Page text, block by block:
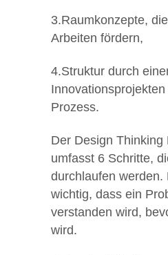
3.Raumkonzepte,
Arbeiten fördern,
4.Struktur durch
Prozess.
Der Design Thinking
umfasst 6 Schritte,
durchlaufen werden.
wichtig, dass ein
verstanden wird,
wird.